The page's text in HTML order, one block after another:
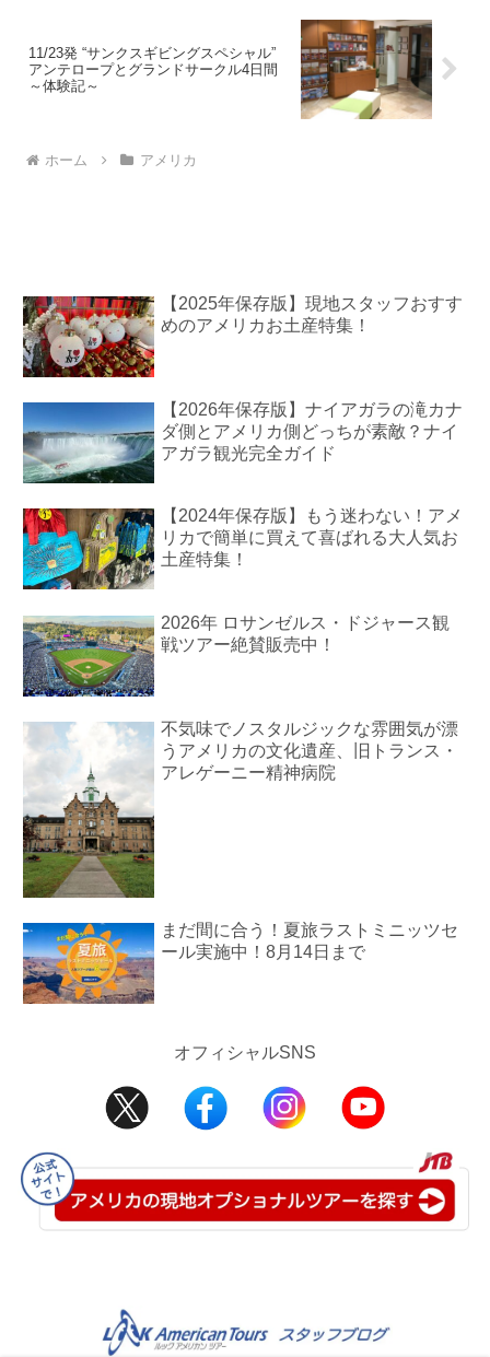
11/23発 “サンクスギビングスペシャル”
アンテロープとグランドサークル4日間
～体験記～
ホーム アメリカ
【2025年保存版】現地スタッフおすす
めのアメリカお土産特集！
【2026年保存版】ナイアガラの滝カナ
ダ側とアメリカ側どっちが素敵？ナイ
アガラ観光完全ガイド
【2024年保存版】もう迷わない！アメ
リカで簡単に買えて喜ばれる大人気お
土産特集！
2026年 ロサンゼルス・ドジャース観
戦ツアー絶賛販売中！
不気味でノスタルジックな雰囲気が漂
うアメリカの文化遺産、旧トランス・
アレゲーニー精神病院
まだ間に合う！夏旅ラストミニッツセ
ール実施中！8月14日まで
オフィシャルSNS